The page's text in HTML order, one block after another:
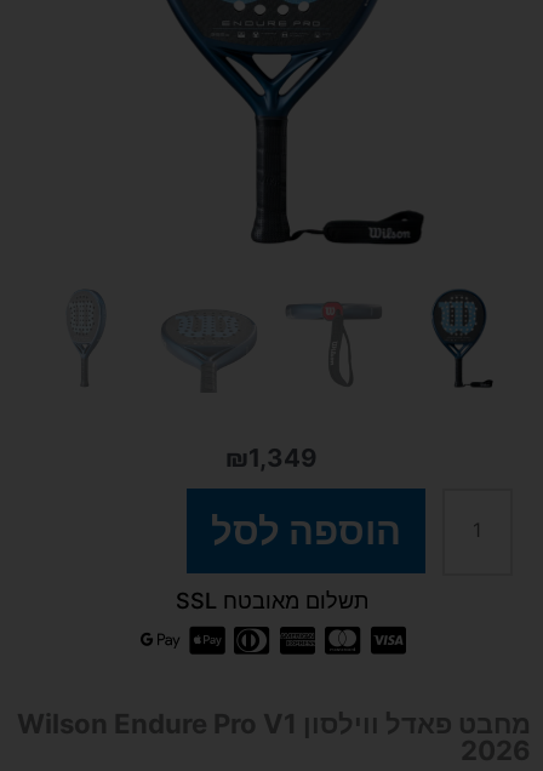
₪1,349
Wilson
הוספה לסל
תשלום מאובטח SSL
מחבט פאדל ווילסון Wilson Endure Pro V1
2026